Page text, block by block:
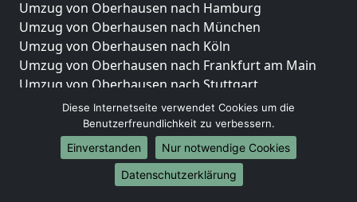
Umzug von Oberhausen nach Hamburg
Umzug von Oberhausen nach München
Umzug von Oberhausen nach Köln
Umzug von Oberhausen nach Frankfurt am Main
Umzug von Oberhausen nach Stuttgart
Umzug von Oberhausen nach Düsseldorf
Umzug von Oberhausen nach Leipzig
Umzug von Oberhausen nach Dortmund
Umzug von Oberhausen nach Essen
Umzug von Oberhausen nach Bremen
Diese Internetseite verwendet Cookies um die
Benutzerfreundlichkeit zu verbessern.
Einverstanden
Nur notwendige Cookies
Datenschutzerklärung